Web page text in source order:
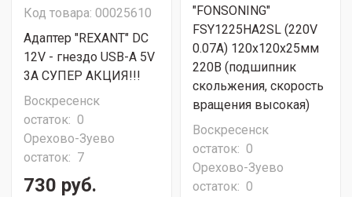
Код товара: 00025610
Адаптер "REXANT" DC
12V - гнездо USB-A 5V
3A СУПЕР АКЦИЯ!!!
Воскресенск
остаток: 0
Орехово-Зуево
остаток: 7
730 руб.
"FONSONING"
FSY1225HA2SL (220V
0.07A) 120х120х25мм
220В (подшипник
скольжения, скорость
вращения высокая)
Воскресенск
остаток: 0
Орехово-Зуево
остаток: 0